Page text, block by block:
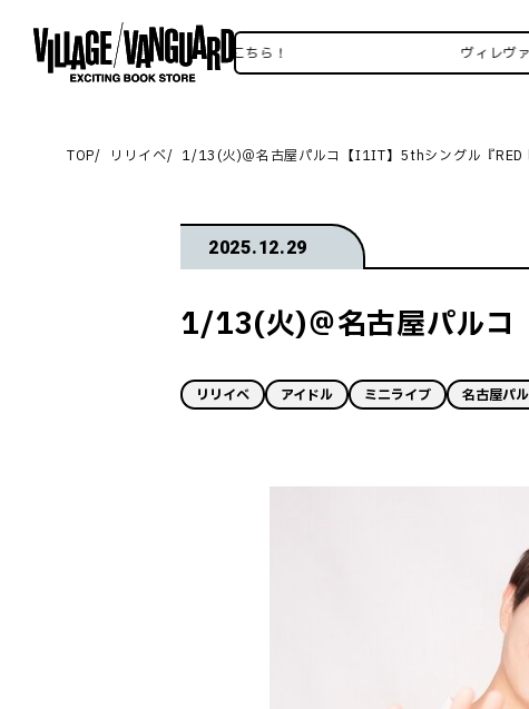
ヴィレヴァンSNSいろいろはこちら！ ヴィレヴァン
TOP リリイベ 1/13(火)＠名古屋パルコ【I1IT】5thシングル『RED
2025.12.29
1/13(火)＠名古屋パルコ
リリイベ アイドル ミニライブ 名古屋パ